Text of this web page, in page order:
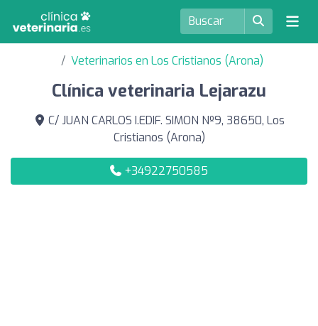
Veterinarios en Los Cristianos (Arona)
Clínica veterinaria Lejarazu
C/ JUAN CARLOS I.EDIF. SIMON Nº9, 38650, Los
Cristianos (Arona)
+34922750585